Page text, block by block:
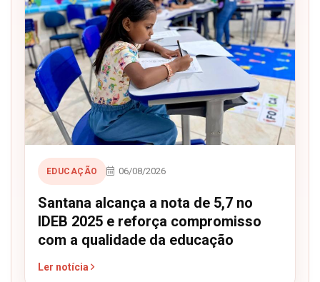
EDUCAÇÃO 06/08/2026
Santana alcança a nota de 5,7 no
IDEB 2025 e reforça compromisso
com a qualidade da educação
Ler notícia